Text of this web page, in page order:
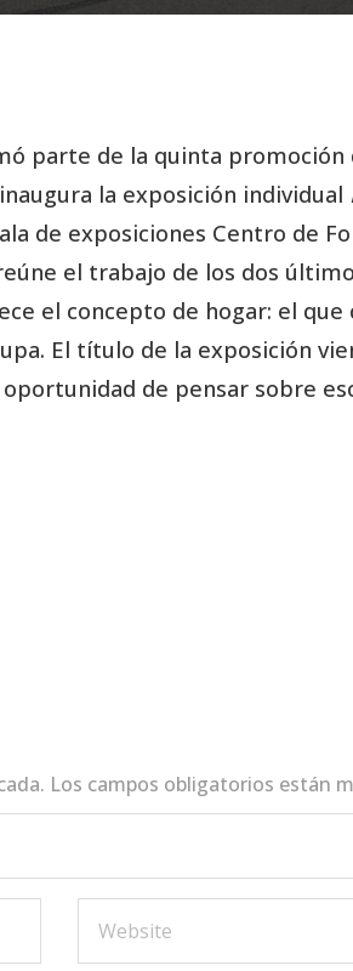
parte de la quinta promoción
la exposición individual
de exposiciones Centro de
el trabajo de los dos
el concepto de hogar: el que
El título de la exposición
de pensar sobre
Los campos obligatorios están